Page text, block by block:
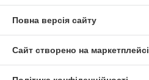
Повна версія сайту
Сайт створено на маркетплейсі